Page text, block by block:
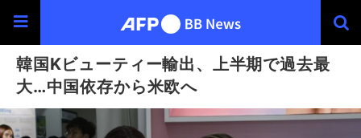
韓国Kビューティー輸出、上半期で過去最
大…中国依存から米欧へ